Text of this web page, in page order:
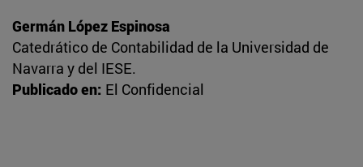
Germán López Espinosa
Catedrático de Contabilidad de la Universidad de
Navarra y del IESE.
Publicado en: El Confidencial